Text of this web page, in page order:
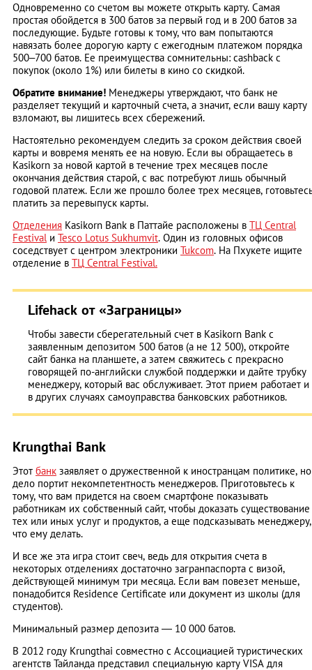
Одновременно со счетом вы можете открыть карту. Самая
простая обойдется в 300 батов за первый год и в 200 батов за
последующие. Будьте готовы к тому, что вам попытаются
навязать более дорогую карту с ежегодным платежом порядка
500–700 батов. Ее преимущества сомнительны: cashback с
покупок (около 1%) или билеты в кино со скидкой.
Обратите внимание! Менеджеры утверждают, что банк не
разделяет текущий и карточный счета, а значит, если вашу карту
взломают, вы лишитесь всех сбережений.
Настоятельно рекомендуем следить за сроком действия своей
карты и вовремя менять ее на новую. Если вы обращаетесь в
Kasikorn за новой картой в течение трех месяцев после
окончания действия старой, с вас потребуют лишь обычный
годовой платеж. Если же прошло более трех месяцев,
платить за перевыпуск карты.
Отделения Kasikorn Bank в Паттайе расположены в ТЦ Central
Festivalи Tesco Lotus Sukhumvit. Один из головных офисов
соседствует с центром электроники Tukcom. На Пхукете ищите
отделение в ТЦ Central Festival.
Lifehack от «Заграницы»
Чтобы завести сберегательный счет в Kasikorn Bank с
заявленным депозитом 500 батов (а не 12 500), откройте
сайт банка на планшете, а затем свяжитесь с прекрасно
говорящей по-английски службой поддержки и дайте трубку
менеджеру, который вас обслуживает. Этот прием работает и
в других случаях самоуправства банковских работников.
Krungthai Bank
Этот банк заявляет о дружественной к иностранцам политике, но
дело портит некомпетентность менеджеров. Приготовьтесь к
тому, что вам придется на своем смартфоне показывать
работникам их собственный сайт, чтобы доказать существование
тех или иных услуг и продуктов, а еще подсказывать менеджеру,
что ему делать.
И все же эта игра стоит свеч, ведь для открытия счета в
некоторых отделениях достаточно загранпаспорта с визой,
действующей минимум три месяца. Если вам повезет меньше,
понадобится Residence Certificate или документ из школы (для
студентов).
Минимальный размер депозита ― 10 000 батов.
В 2012 году Krungthai совместно с Ассоциацией туристических
агентств Тайланда представил специальную карту VISA для